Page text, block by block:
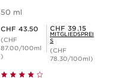
50 ml
CHF 43.50
(CHF
87.00/100ml
)
Mitgliederpreis CHF 39.15
CHF 39.15
MITGLIEDSPREI
S
(CHF
78.30/100ml)